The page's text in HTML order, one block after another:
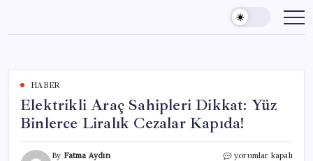
content
HABER
Elektrikli Araç Sahipleri Dikkat: Yüz
Binlerce Liralık Cezalar Kapıda!
By Fatma Aydın
Elektrikli
yorumlar kapalı